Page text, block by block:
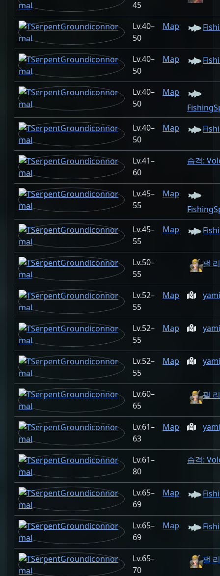
45
40–
50
Map
40–
50
Map
40–
50
Map
40–
50
Map
41–
60
습격:
45–
55
Map
45–
55
Map
50–
55
팰
52–
55
Map
52–
55
Map
52–
55
Map
60–
65
팰
61–
63
Map
61–
80
습격:
65–
69
Map
65–
69
Map
65–
70
팰